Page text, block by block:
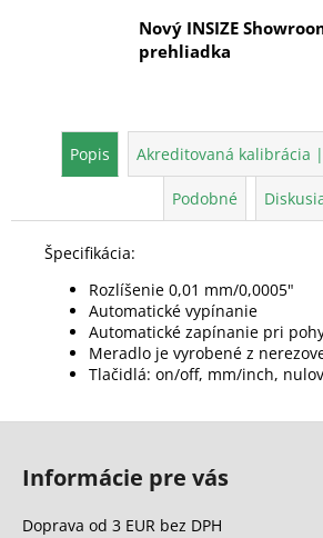
Nový INSIZE
prehliadka
Popis Akreditovaná kalibrácia
Podobné
Špecifikácia:
Rozlíšenie 0,01 mm/0,0005"
Automatické vypínanie
Automatické zapínanie pri
Meradlo je vyrobené z
Tlačidlá: on/off, mm/inch,
Informácie pre vás
Doprava od 3 EUR bez DPH